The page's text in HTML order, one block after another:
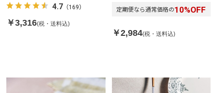
4.7 （169）
￥3,316(税・送料込)
定期便なら通常価格の10%OFF
￥2,984(税・送料込)